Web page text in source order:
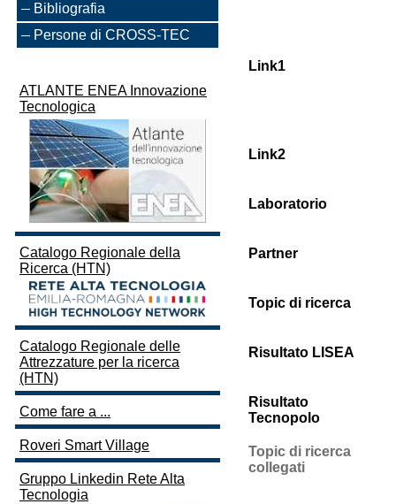
Bibliografia
Persone di CROSS-TEC
ATLANTE ENEA Innovazione
Tecnologica
Catalogo Regionale della
Ricerca (HTN)
Catalogo Regionale delle
Attrezzature per la ricerca
(HTN)
Come fare a ...
Roveri Smart Village
Gruppo Linkedin Rete Alta
Tecnologia
Link1
Link2
Laboratorio
Partner
Topic di ricerca
Risultato LISEA
Risultato
Tecnopolo
Topic di ricerca
collegati